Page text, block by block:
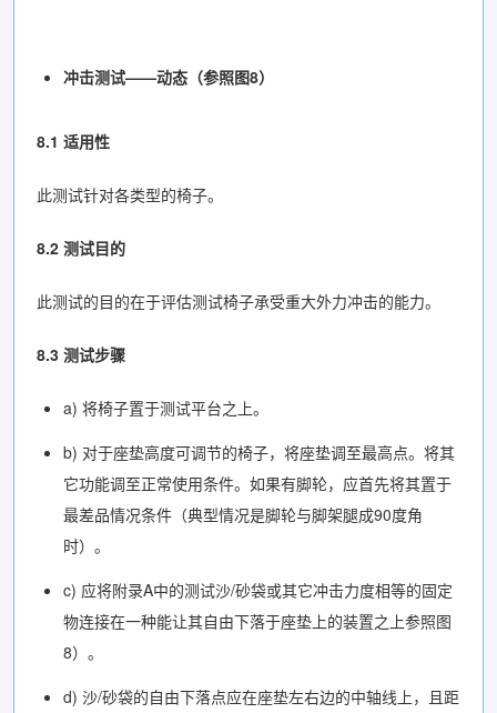
冲击测试——动态（参照图8）
8.1 适用性
此测试针对各类型的椅子。
8.2 测试目的
此测试的目的在于评估测试椅子承受重大外力冲击的能力。
8.3 测试步骤
a) 将椅子置于测试平台之上。
b) 对于座垫高度可调节的椅子，将座垫调至最高点。将其
它功能调至正常使用条件。如果有脚轮，应首先将其置于
最差品情况条件（典型情况是脚轮与脚架腿成90度角
时）。
c) 应将附录A中的测试沙/砂袋或其它冲击力度相等的固定
物连接在一种能让其自由下落于座垫上的装置之上参照图
8）。
d) 沙/砂袋的自由下落点应在座垫左右边的中轴线上，且距